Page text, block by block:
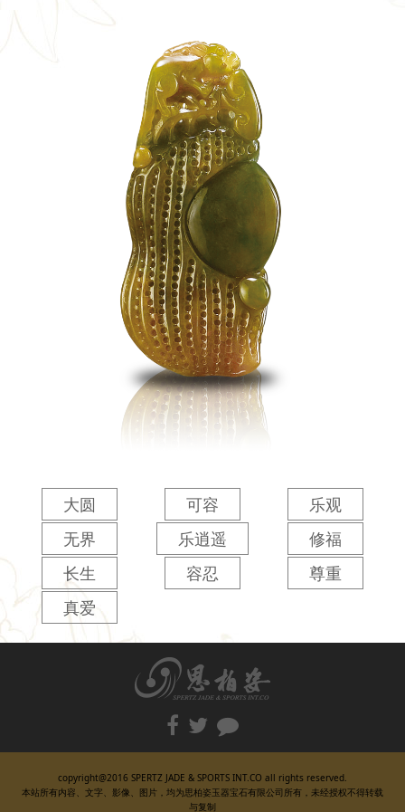
大圆 可容
乐观
无界
乐逍遥
修福
长生
容忍
尊重
真爱
copyright@2016 SPERTZ JADE & SPORTS INT.CO all rights reserved.
本站所有内容、文字、影像、图片，均为思柏姿玉器宝石有限公司所有，未经授权不得转载
与复制